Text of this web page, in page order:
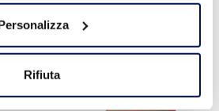
Rifiuta
MALTA BLU
Leggi Tutto